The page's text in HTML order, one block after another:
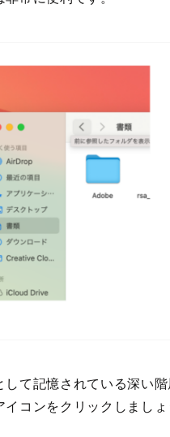
して記憶されている深い
イコンをクリックしまし